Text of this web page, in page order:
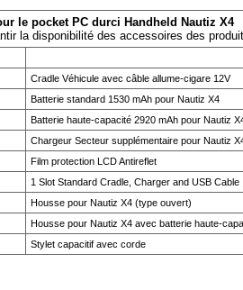
le pocket PC durci Handheld Nautiz X4
la disponibilité des accessoires des
Cradle Véhicule avec câble allume-cigare 12V
Batterie standard 1530 mAh pour Nautiz X4
Batterie haute-capacité 2920 mAh pour Nautiz
Chargeur Secteur supplémentaire pour Nautiz
Film protection LCD Antireflet
1 Slot Standard Cradle, Charger and USB Cable
Housse pour Nautiz X4 (type ouvert)
Housse pour Nautiz X4 avec batterie haute-
Stylet capacitif avec corde